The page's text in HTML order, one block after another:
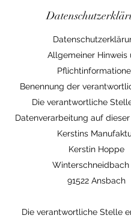
Allgemeiner Hinweis
Benennung der
Die verantwortliche
Datenverarbeitung auf
Kerstins
Kerstin Hoppe
Winterschneidbach
91522 Ansbach
Die verantwortliche Stelle